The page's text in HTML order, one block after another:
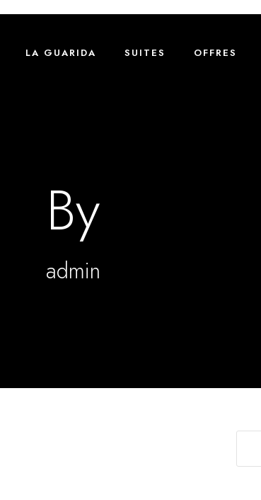
LA GUARIDA SUITES OFFRES
By
admin